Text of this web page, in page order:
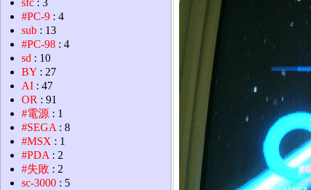
sfc : 3
#PC-9 : 4
sub : 13
#PC-98 : 4
sd : 10
BY : 27
AI : 47
OR : 91
#電源 : 1
#SEGA : 8
#MSX : 1
#PDA : 2
#失敗 : 2
sc-3000 : 5